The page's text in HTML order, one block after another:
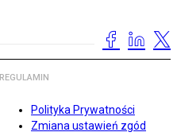
REGULAMIN
Polityka Prywatności
Zmiana ustawień zgód